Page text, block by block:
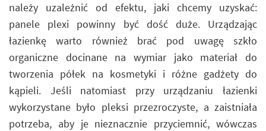
należy uzależnić od efektu, jaki chcemy uzyskać:
panele plexi powinny być dość duże. Urządzając
łazienkę warto również brać pod uwagę szkło
organiczne docinane na wymiar jako materiał do
tworzenia półek na kosmetyki i różne gadżety do
kąpieli. Jeśli natomiast przy urządzaniu łazienki
wykorzystane było pleksi przezroczyste, a zaistniała
potrzeba, aby je nieznacznie przyciemnić, wówczas